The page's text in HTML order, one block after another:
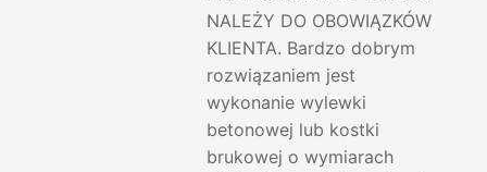
NALEŻY DO OBOWIĄZKÓW
KLIENTA. Bardzo dobrym
rozwiązaniem jest
wykonanie wylewki
betonowej lub kostki
brukowej o wymiarach